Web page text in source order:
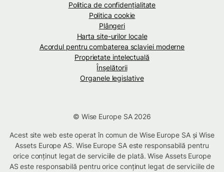
Politica de confidenţialitate
Politica cookie
Plângeri
Harta site-urilor locale
Acordul pentru combaterea sclaviei moderne
Proprietate intelectuală
Înșelătorii
Organele legislative
© Wise Europe SA 2026
Acest site web este operat în comun de Wise Europe SA și Wise
Assets Europe AS. Wise Europe SA este responsabilă pentru
orice conținut legat de serviciile de plată. Wise Assets Europe
AS este responsabilă pentru orice conținut legat de serviciile de